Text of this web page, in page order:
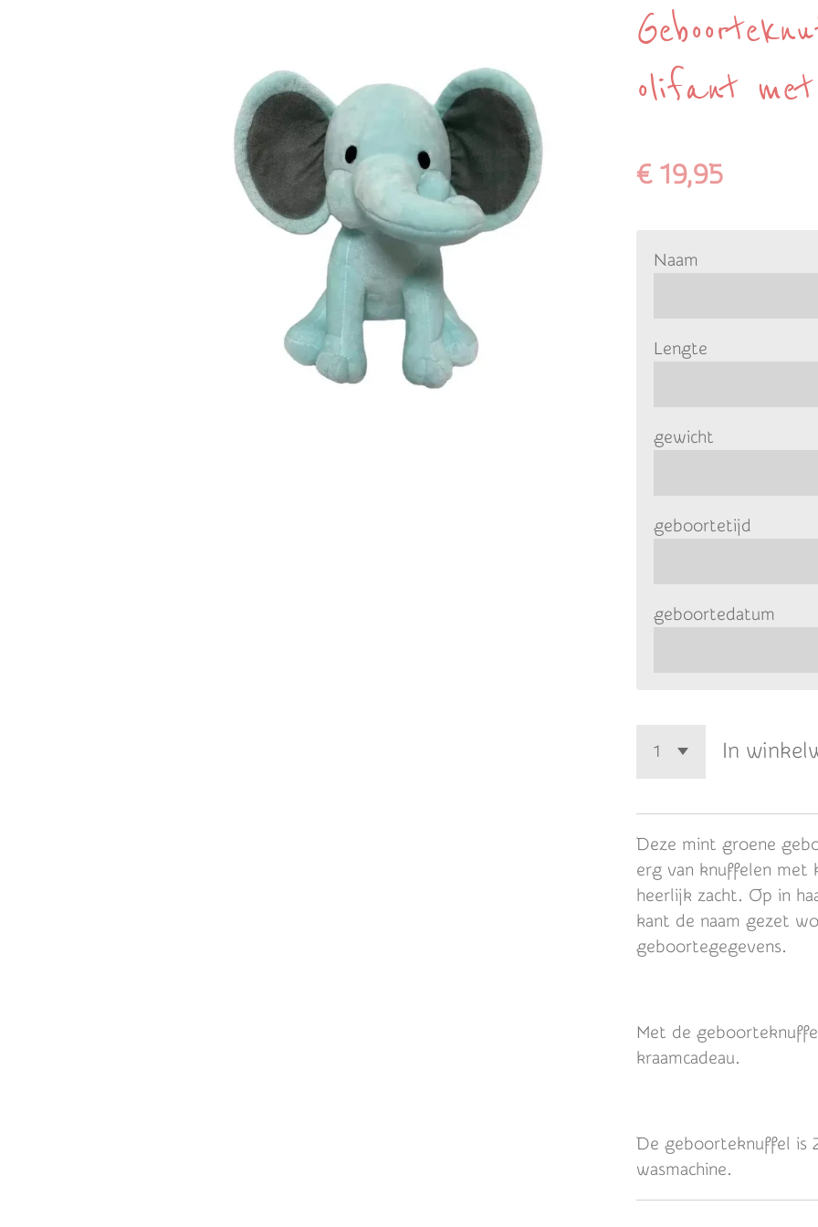
olifant
€ 19,95
Naam
Lengte
gewicht
geboortetijd
geboortedatum
In
Deze mint groene
erg van knuffelen met
heerlijk zacht. Op in
kant de naam gezet
geboortegegevens.
Met de
kraamcadeau.
De geboorteknuffel is
wasmachine.